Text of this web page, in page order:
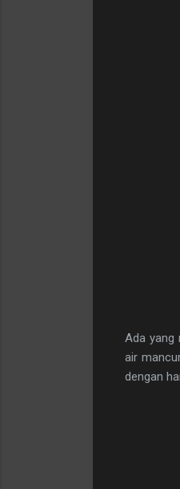
Ada yang
air
dengan